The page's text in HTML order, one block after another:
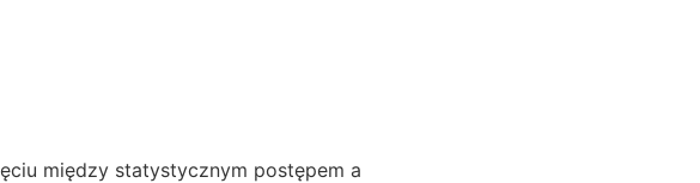
między statystycznym postępem a